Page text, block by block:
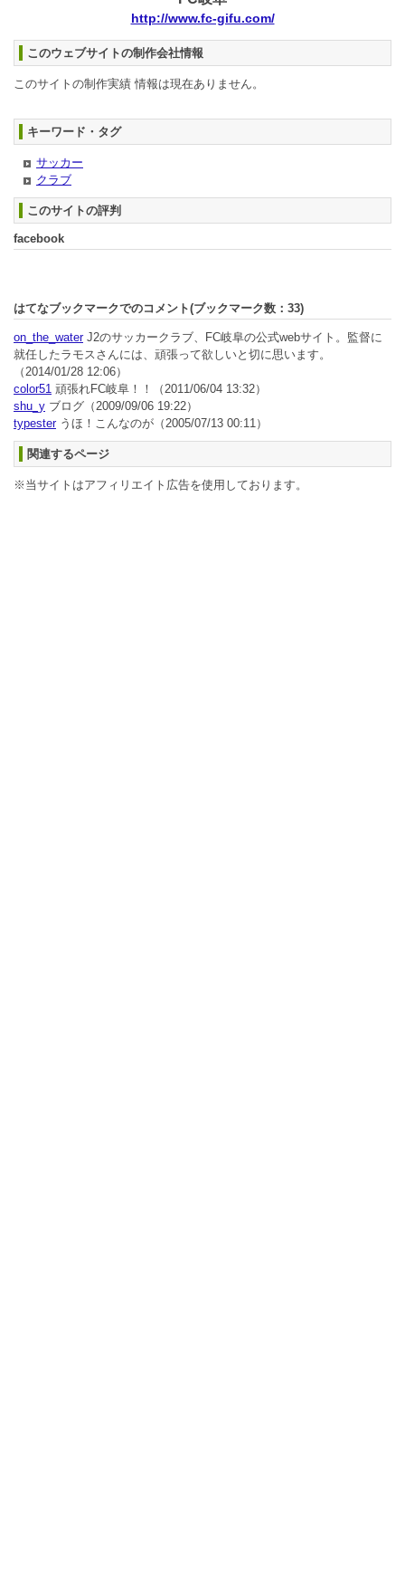
http://www.fc-gifu.com/
このウェブサイトの制作会社情報
このサイトの制作実績 情報は現在ありません。
キーワード・タグ
サッカー
クラブ
このサイトの評判
facebook
はてなブックマークでのコメント(ブックマーク数： 33)
on_the_waterJ2のサッカークラブ、FC岐阜の公式webサイト。監督に
就任したラモスさんには、頑張って欲しいと切に思います。
（2014/01/28 12:06）
color51 頑張れFC岐阜！！
（2011/06/04 13:32）
shu_y ブログ （2009/09/06 19:22）
typesterうほ！こんなのが （2005/07/13 00:11）
関連するページ
※当サイトはアフィリエイト広告を使用しております。